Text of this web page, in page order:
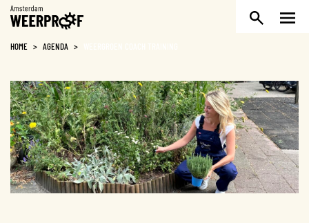
Weerproof
HOME > AGENDA >